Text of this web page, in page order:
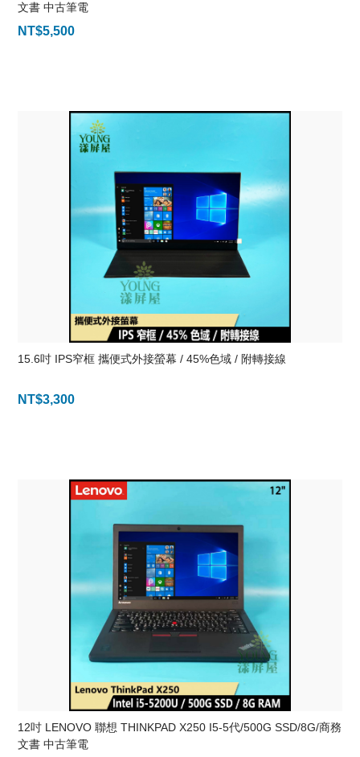
文書 中古筆電
NT$5,500
15.6吋 IPS窄框 攜便式外接螢幕 / 45%色域 / 附轉接線
NT$3,300
12吋 LENOVO 聯想 THINKPAD X250 I5-5代/500G SSD/8G/商務
文書 中古筆電